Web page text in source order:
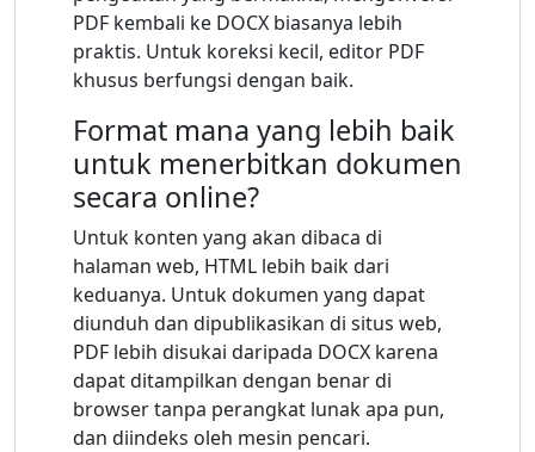
PDF kembali ke DOCX biasanya lebih
praktis. Untuk koreksi kecil, editor PDF
khusus berfungsi dengan baik.
Format mana yang lebih baik
untuk menerbitkan dokumen
secara online?
Untuk konten yang akan dibaca di
halaman web, HTML lebih baik dari
keduanya. Untuk dokumen yang dapat
diunduh dan dipublikasikan di situs web,
PDF lebih disukai daripada DOCX karena
dapat ditampilkan dengan benar di
browser tanpa perangkat lunak apa pun,
dan diindeks oleh mesin pencari.